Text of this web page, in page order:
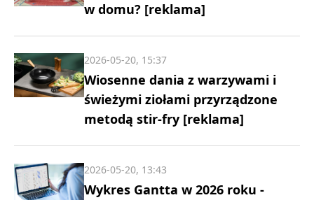
w domu? [reklama]
Wiosenne dania z warzywami i
świeżymi ziołami przyrządzone
metodą stir-fry [reklama]
2026-05-20, 15:37
Wykres Gantta w 2026 roku -
2026-05-20, 13:43